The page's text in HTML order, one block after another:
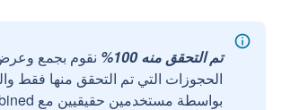
تم التحقق منه 100%
نقوم بجمع
الحجوزات التي تم التحقق منها فقط